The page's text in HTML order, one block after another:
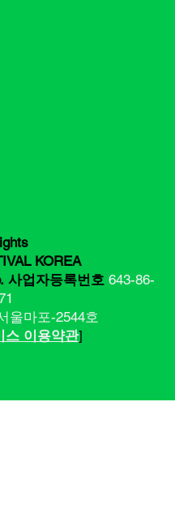
KOREA
사업자등록번호 643-86-
울마포-2544호
스 이용약관]